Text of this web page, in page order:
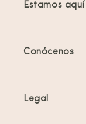
Ofertas y
Estamos
Conócenos
Legal